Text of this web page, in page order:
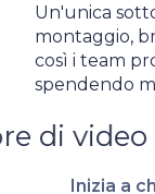
Un'unica
montaggio,
così i team
spendendo
di
Inizia a